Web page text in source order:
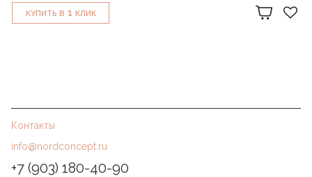
КУПИТЬ В 1 КЛИК
Контакты
info@nordconcept.ru
+7 (903) 180-40-90